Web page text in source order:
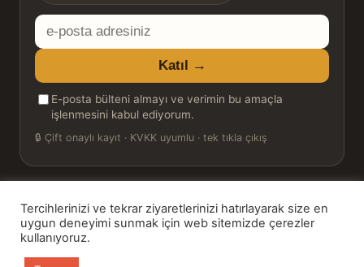
E-
posta
adresiniz
Katıl →
E-posta bülteni almayı ve verimin bu amaçla
işlenmesini kabul ediyorum.
🔒 Çift onaylı kayıt · KVKK uyumlu · tek tıkla çıkış
© 2026 Bookinton — Türkiye’nin Kitap Platformu
HT Book Review — webmaster: Hakan Turgay
Tercihlerinizi ve tekrar ziyaretlerinizi hatırlayarak size en
uygun deneyimi sunmak için web sitemizde çerezler
kullanıyoruz.